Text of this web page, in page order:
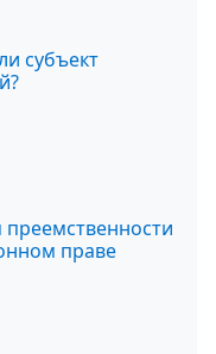
субъект
праве